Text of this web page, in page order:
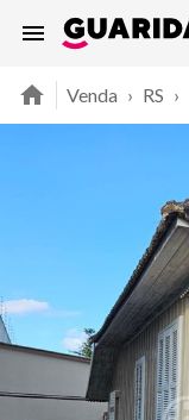
Venda › RS ›